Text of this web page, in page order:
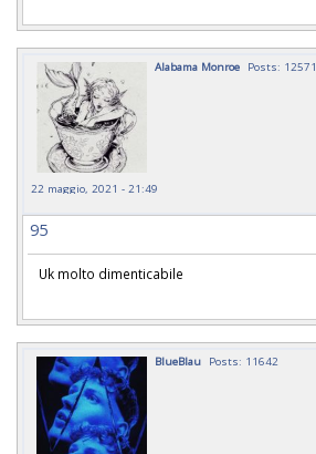
Alabama Monroe Posts: 12571
22 maggio, 2021 - 21:49
95
Uk molto dimenticabile
BlueBlau Posts: 11642